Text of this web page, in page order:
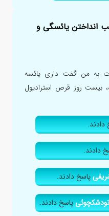
انداختن یائسگی و
به من گفت داری یائسه
روز قرص استرادیول
دادند.
پاسخ دادند.
پاسخ دادند.